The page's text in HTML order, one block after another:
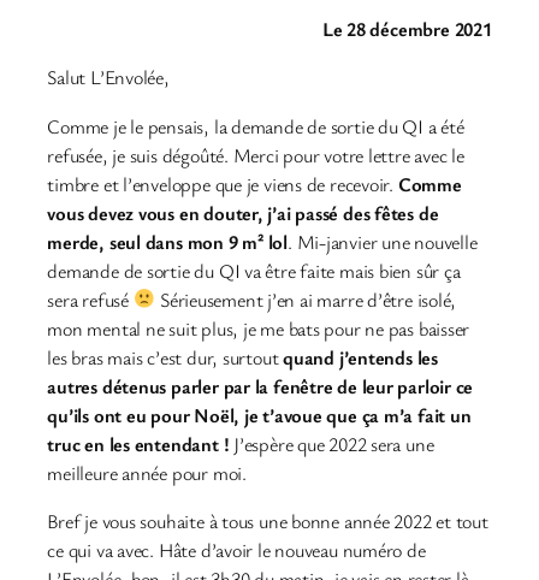
Le 28 décembre 2021
Salut L’Envolée,
Comme je le pensais, la demande de sortie du QI a été
refusée, je suis dégoûté. Merci pour votre lettre avec le
timbre et l’enveloppe que je viens de recevoir. Comme
vous devez vous en douter, j’ai passé des fêtes de
merde, seul dans mon 9 m² lol. Mi-janvier une nouvelle
demande de sortie du QI va être faite mais bien sûr ça
sera refusé
Sérieusement j’en ai marre d’être isolé,
mon mental ne suit plus, je me bats pour ne pas baisser
les bras mais c’est dur, surtoutquand j’entends les
autres détenus parler par la fenêtre de leur parloir ce
qu’ils ont eu pour Noël, je t’avoue que ça m’a fait un
truc en les entendant ! J’espère que 2022 sera une
meilleure année pour moi.
Bref je vous souhaite à tous une bonne année 2022 et tout
ce qui va avec. Hâte d’avoir le nouveau numéro de